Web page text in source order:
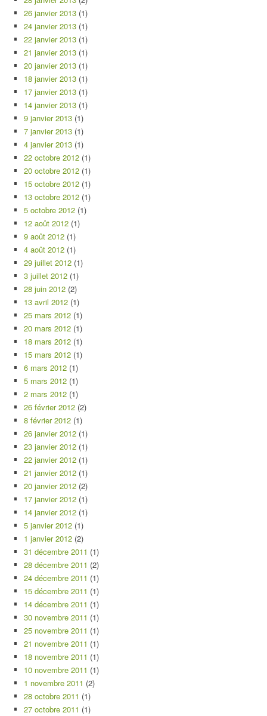
26 janvier 2013 (1)
24 janvier 2013 (1)
22 janvier 2013 (1)
21 janvier 2013 (1)
20 janvier 2013 (1)
18 janvier 2013 (1)
17 janvier 2013 (1)
14 janvier 2013 (1)
9 janvier 2013 (1)
7 janvier 2013 (1)
4 janvier 2013 (1)
22 octobre 2012 (1)
20 octobre 2012 (1)
15 octobre 2012 (1)
13 octobre 2012 (1)
5 octobre 2012 (1)
12 août 2012 (1)
9 août 2012 (1)
4 août 2012 (1)
29 juillet 2012 (1)
3 juillet 2012 (1)
28 juin 2012 (2)
13 avril 2012 (1)
25 mars 2012 (1)
20 mars 2012 (1)
18 mars 2012 (1)
15 mars 2012 (1)
6 mars 2012 (1)
5 mars 2012 (1)
2 mars 2012 (1)
26 février 2012 (2)
8 février 2012 (1)
26 janvier 2012 (1)
23 janvier 2012 (1)
22 janvier 2012 (1)
21 janvier 2012 (1)
20 janvier 2012 (2)
17 janvier 2012 (1)
14 janvier 2012 (1)
5 janvier 2012 (1)
1 janvier 2012 (2)
31 décembre 2011 (1)
28 décembre 2011 (2)
24 décembre 2011 (1)
15 décembre 2011 (1)
14 décembre 2011 (1)
30 novembre 2011 (1)
25 novembre 2011 (1)
21 novembre 2011 (1)
18 novembre 2011 (1)
10 novembre 2011 (1)
1 novembre 2011 (2)
28 octobre 2011 (1)
27 octobre 2011 (1)